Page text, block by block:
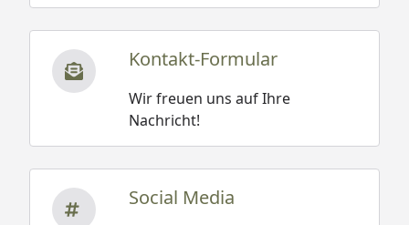
Kontakt-Formular
Wir freuen uns auf Ihre
Nachricht!
Social Media